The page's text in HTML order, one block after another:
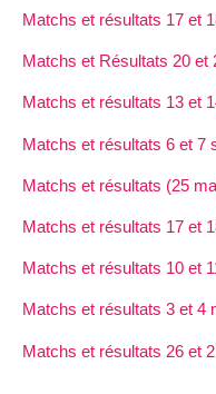
Matchs et résultats 17 et
Matchs et Résultats 20 et
Matchs et résultats 13 et
Matchs et résultats 6 et 7
Matchs et résultats (25
Matchs et résultats 17 et
Matchs et résultats 10 et
Matchs et résultats 3 et 4
Matchs et résultats 26 et